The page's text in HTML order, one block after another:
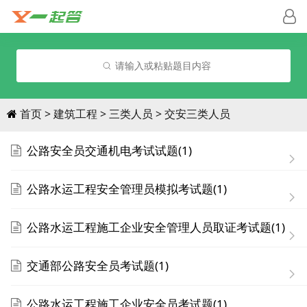
请输入或粘贴题目内容
首页 建筑工程 三类人员 交安三类人员
公路安全员交通机电考试试题(1)
公路水运工程安全管理员模拟考试题(1)
公路水运工程施工企业安全管理人员取证考试题(1)
交通部公路安全员考试题(1)